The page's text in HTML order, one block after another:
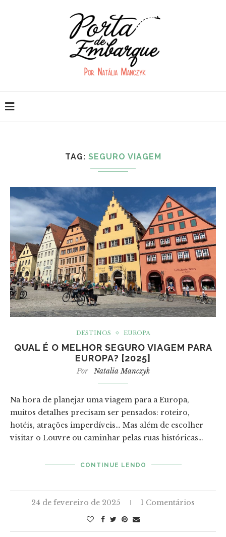
TAG: SEGURO VIAGEM
DESTINOS EUROPA
QUAL É O MELHOR SEGURO VIAGEM PARA
EUROPA? [2025]
Por Natalia Manczyk
Na hora de planejar uma viagem para a Europa,
muitos detalhes precisam ser pensados: roteiro,
hotéis, atrações imperdíveis… Mas além de escolher
visitar o Louvre ou caminhar pelas ruas históricas…
CONTINUE LENDO
24 de fevereiro de 2025 1 Comentários